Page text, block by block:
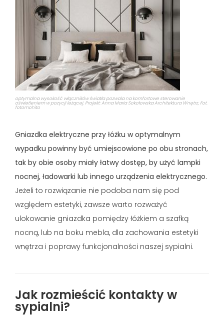
optymalna wysokość włączników światła pozwala na komfortowe sterowanie
oświetleniem w pozycji leżącej. Projekt: Anna Maria Sokołowska Architektura Wnętrz, Fot.
fotomohito
Gniazdka elektryczne przy łóżku w optymalnym
wypadku powinny być umiejscowione po obu stronach,
tak by obie osoby miały łatwy dostęp, by użyć lampki
nocnej, ładowarki lub innego urządzenia elektrycznego.
Jeżeli to rozwiązanie nie podoba nam się pod
względem estetyki, zawsze warto rozważyć
ulokowanie gniazdka pomiędzy łóżkiem a szafką
nocną, lub na boku mebla, dla zachowania estetyki
wnętrza i poprawy funkcjonalności naszej sypialni.
Jak rozmieścić kontakty w
sypialni?